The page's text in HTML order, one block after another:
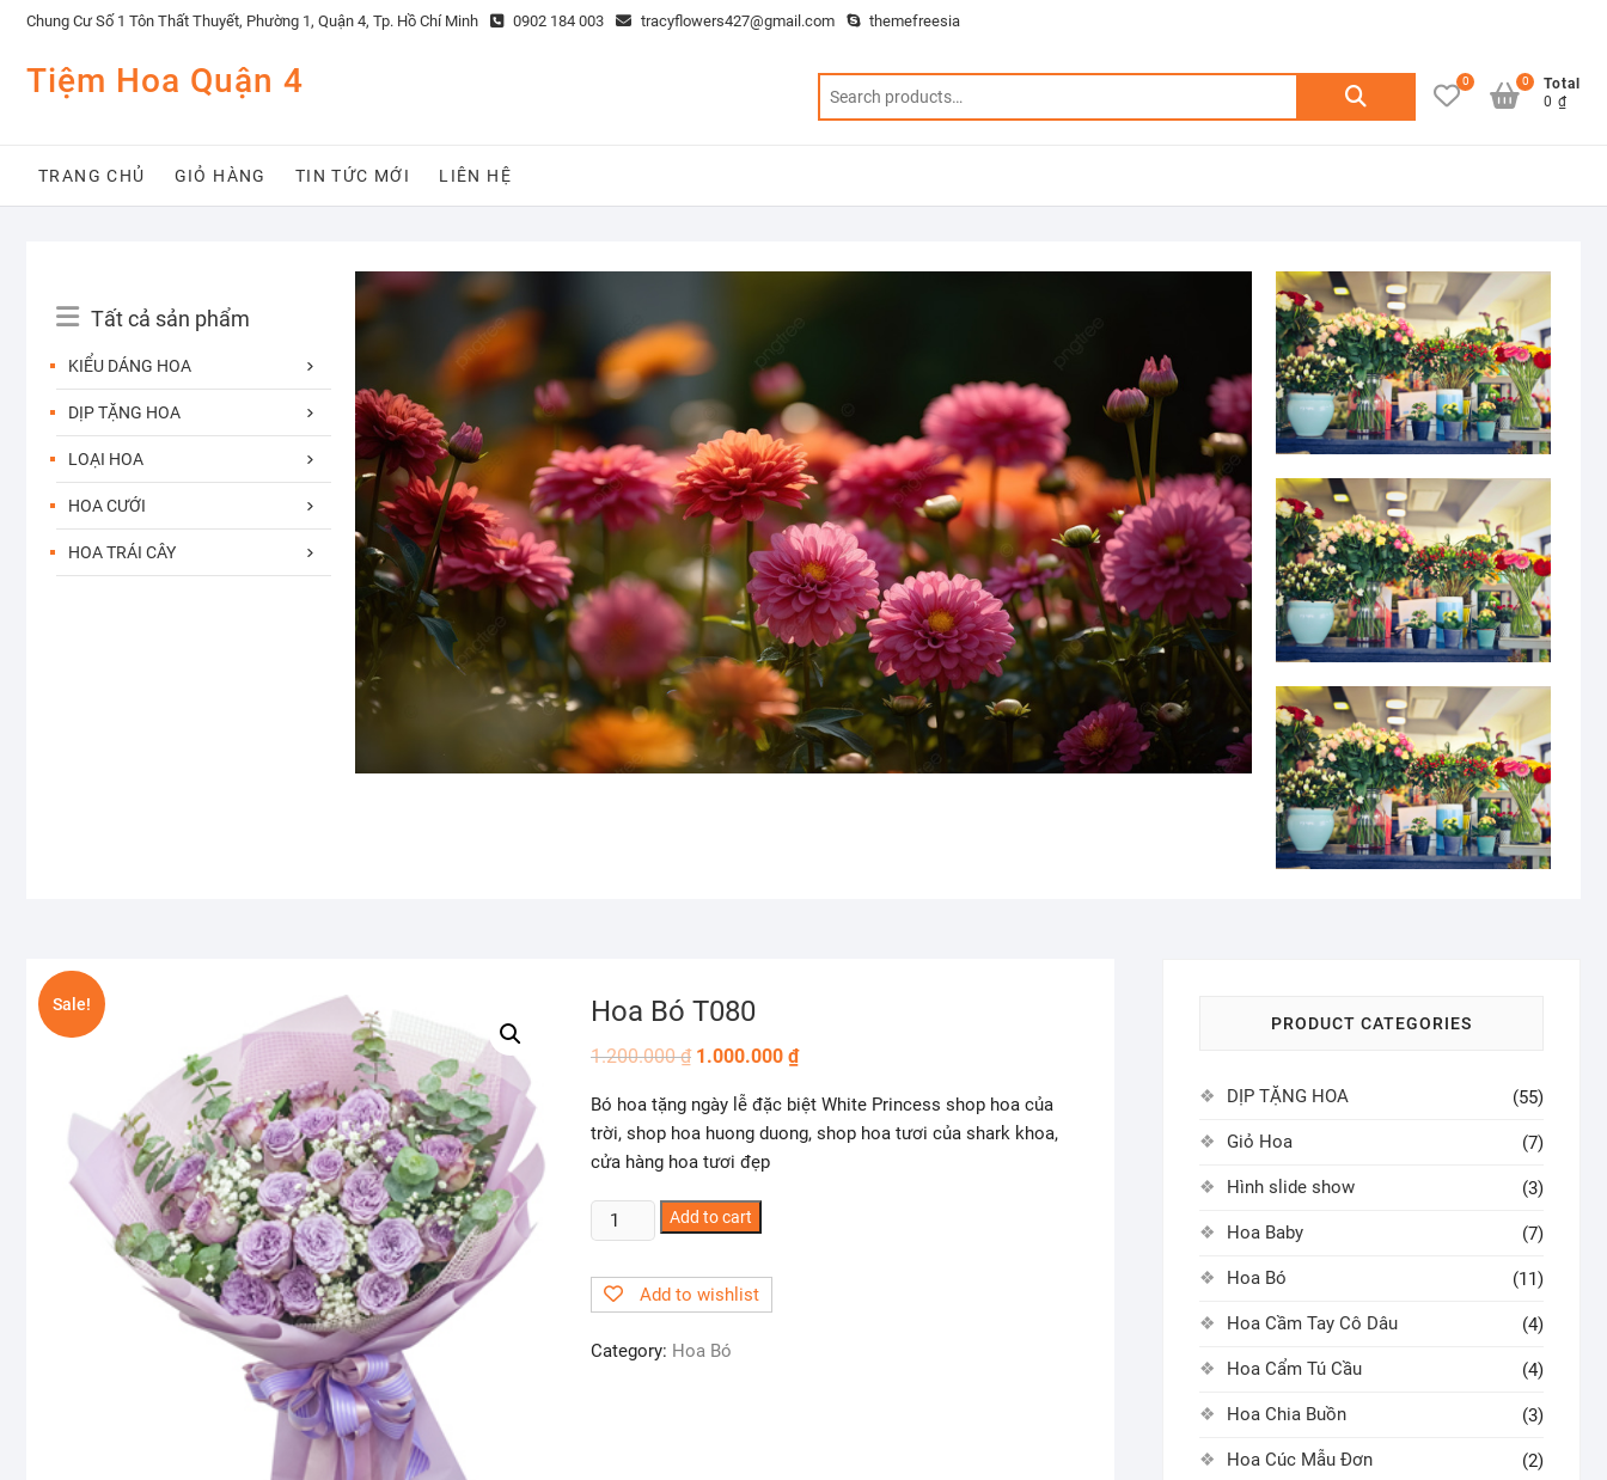
Skip
content
Chung Cư Số 1 Tôn Thất Thuyết, Phường 1, Quận 4, Tp. Hồ Chí Minh 0902 184 003 tracyflowers427@gmail.com themefreesia
Tiệm Hoa Quận 4
Search
0
Total
0 ₫
0
TRANG CHỦ GIỎ HÀNG TIN TỨC MỚI LIÊN HỆ
Catalog
Menu
Tất cả sản phẩm
KIỂU DÁNG HOA
DỊP TẶNG HOA
LOẠI HOA
HOA CƯỚI
HOA TRÁI CÂY
Sale! Hoa Bó T080
1.200.000₫ 1.000.000 ₫
Bó hoa tặng ngày lễ đặc biệt White Princess shop hoa của
trời, shop hoa huong duong, shop hoa tươi của shark khoa,
cửa hàng hoa tươi đẹp
Hoa
Bó
quantity
Add to cart
Add to wishlist
Category: Hoa Bó
PRODUCT CATEGORIES
DỊP TẶNG HOA (55)
Giỏ Hoa (7)
Hình slide show (3)
Hoa Baby (7)
Hoa Bó (11)
Hoa Cầm Tay Cô Dâu (4)
Hoa Cẩm Tú Cầu (4)
Hoa Chia Buồn (3)
Hoa Cúc Mẫu Đơn (2)